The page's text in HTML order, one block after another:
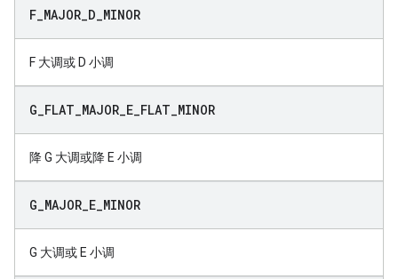
F MAJOR D MINOR
F 大调或 D 小调
G FLAT MAJOR E FLAT MINOR
降 G 大调或降 E 小调
G MAJOR E MINOR
G 大调或 E 小调